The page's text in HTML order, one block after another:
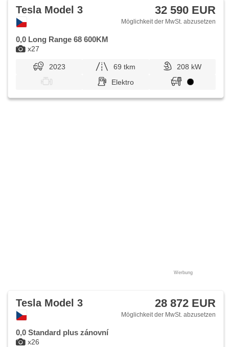
Sitze, isofix, starten per Taste, Panoramadach, GPS
Sicherung, Wegfahrsperre, El. Klappspiegel, El. Spiegel,
samostmívací zrcátka
x27
Tesla Model 3 32 590 EUR
Möglichkeit der MwSt. abzusetzen
0,0 Long Range 68 600KM
2023 69 tkm
208 kW
Elektro
Werbung
x26
Tesla Model 3 28 872 EUR
Möglichkeit der MwSt. abzusetzen
0,0 Standard plus zánovní